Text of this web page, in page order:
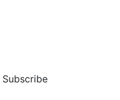
Subscribe